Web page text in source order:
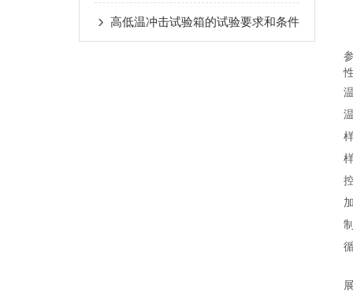
高低温冲击试验箱的试验要求和条件